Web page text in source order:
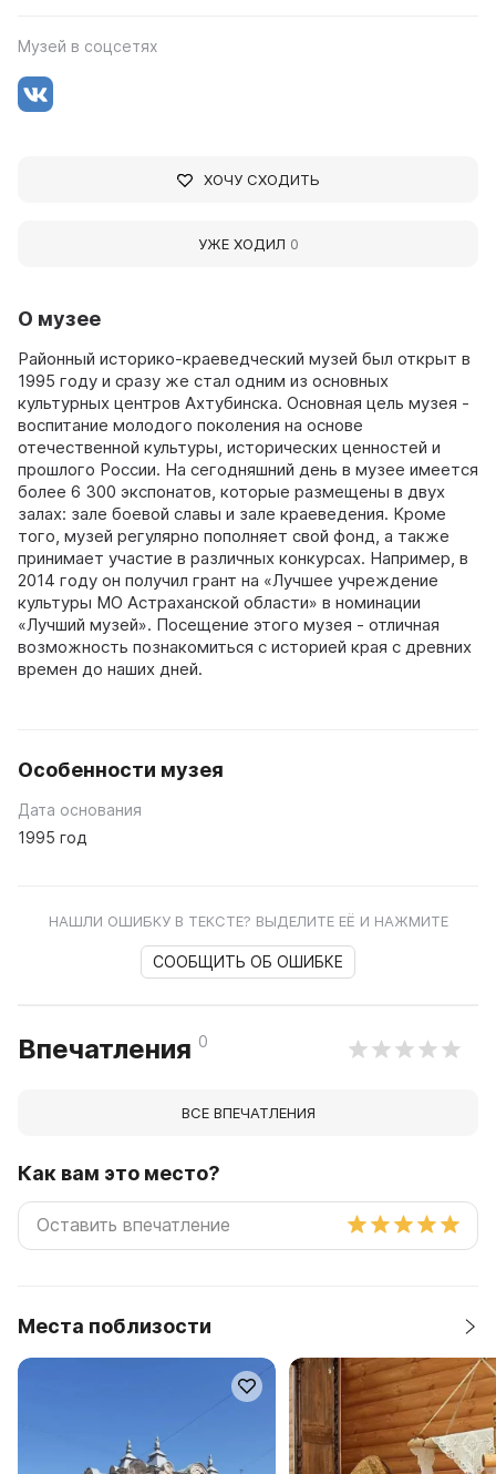
О музее
Районный историко-краеведческий музей был открыт в
1995 году и сразу же стал одним из основных
культурных центров Ахтубинска. Основная цель музея -
воспитание молодого поколения на основе
отечественной культуры, исторических ценностей и
прошлого России. На сегодняшний день в музее имеется
более 6 300 экспонатов, которые размещены в двух
залах: зале боевой славы и зале краеведения. Кроме
того, музей регулярно пополняет свой фонд, а также
принимает участие в различных конкурсах. Например, в
2014 году он получил грант на «Лучшее учреждение
культуры МО Астраханской области» в номинации
«Лучший музей». Посещение этого музея - отличная
возможность познакомиться с историей края с древних
времен до наших дней.
Особенности музея
Дата основания
1995 год
НАШЛИ ОШИБКУ В ТЕКСТЕ? ВЫДЕЛИТЕ ЕЁ И НАЖМИТЕ
СООБЩИТЬ ОБ ОШИБКЕ
Впечатления 0
ВСЕ ВПЕЧАТЛЕНИЯ
Как вам это место?
Места поблизости
Музей в соцсетях
ХОЧУ СХОДИТЬ
УЖЕ ХОДИЛ 0